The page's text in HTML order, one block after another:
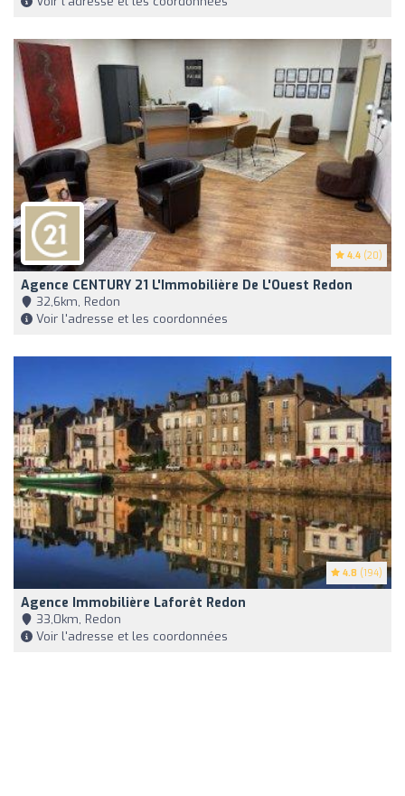
4.4 (20)
Agence CENTURY 21 L'Immobilière De L'Ouest Redon
32,6km, Redon
Voir l'adresse et les coordonnées
4.8 (194)
Agence Immobilière Laforêt Redon
33,0km, Redon
Voir l'adresse et les coordonnées